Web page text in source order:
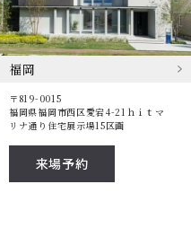
福岡
〒819-0015
福岡県福岡市西区愛宕4-21ｈｉｔマ
リナ通り住宅展示場15区画
来場予約